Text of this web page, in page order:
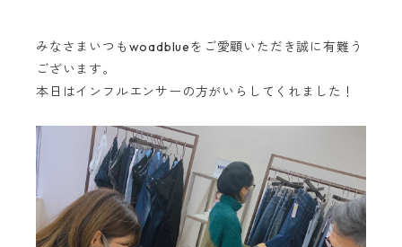
みなさまいつもwoadblueをご愛顧いただき誠に有難う
ございます。
本日はインフルエンサーの方がいらしてくれました！